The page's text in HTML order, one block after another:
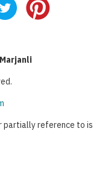
partially reference to is